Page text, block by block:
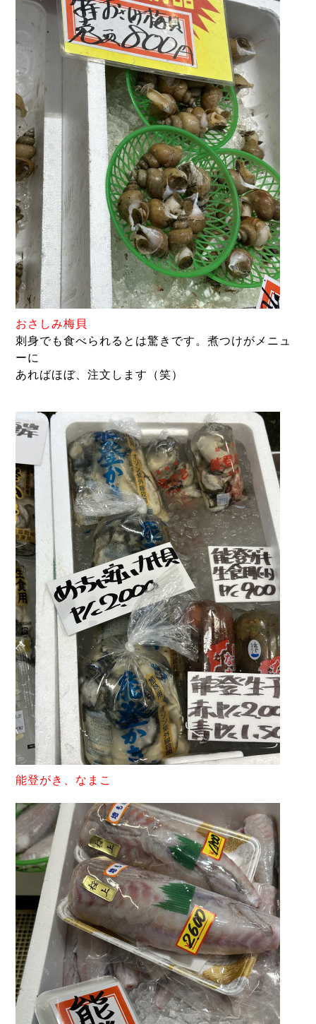
お さしみ梅貝
刺身でも食べられるとは驚きです。煮つけがメニュ
ーに
あればほぼ、注文します（笑）
能登がき、なまこ